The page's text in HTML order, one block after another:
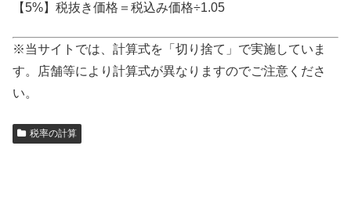
【5%】税抜き価格＝税込み価格÷1.05
※当サイトでは、計算式を「切り捨て」で実施していま
す。店舗等により計算式が異なりますのでご注意くださ
い。
税率の計算